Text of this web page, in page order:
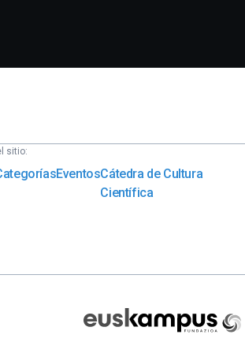
sitio:
EventosCátedra de Cultura
Científica
Fundazioa